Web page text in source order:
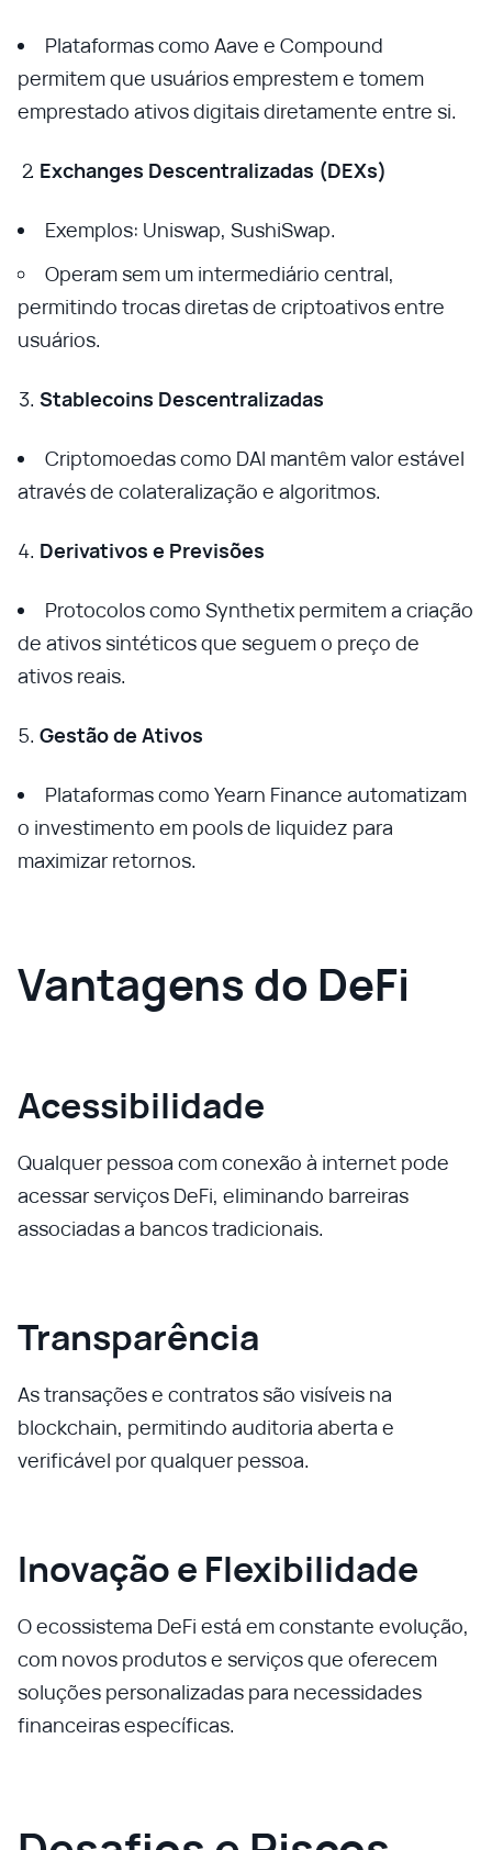
Plataformas como Aave e Compound
permitem que usuários emprestem e tomem
emprestado ativos digitais diretamente entre si.
Exchanges Descentralizadas (DEXs)
Exemplos: Uniswap, SushiSwap.
Operam sem um intermediário central,
permitindo trocas diretas de criptoativos entre
usuários.
Stablecoins Descentralizadas
Criptomoedas como DAI mantêm valor estável
através de colateralização e algoritmos.
Derivativos e Previsões
Protocolos como Synthetix permitem a criação
de ativos sintéticos que seguem o preço de
ativos reais.
Gestão de Ativos
Plataformas como Yearn Finance automatizam
o investimento em pools de liquidez para
maximizar retornos.
Vantagens do DeFi
Acessibilidade
Qualquer pessoa com conexão à internet pode
acessar serviços DeFi, eliminando barreiras
associadas a bancos tradicionais.
Transparência
As transações e contratos são visíveis na
blockchain, permitindo auditoria aberta e
verificável por qualquer pessoa.
Inovação e Flexibilidade
O ecossistema DeFi está em constante evolução,
com novos produtos e serviços que oferecem
soluções personalizadas para necessidades
financeiras específicas.